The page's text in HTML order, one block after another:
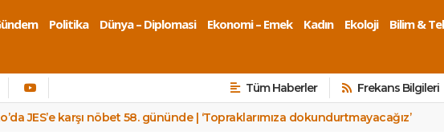
Politika Dünya – Diplomasi Ekonomi – Emek Kadın Ekoloji
Bilim &
Tüm Haberler Frekans Bilgileri
JES’e karşı nöbet 58. gününde | ‘Topraklarımıza dokundurtmayacağız’